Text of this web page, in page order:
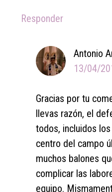
Responder
Antonio
13/04/
Gracias por tu
llevas razón, el
todos, incluidos
centro del campo
muchos balones
complicar las
equipo.